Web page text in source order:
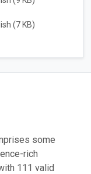
(7 KB)
some
rich
111 valid